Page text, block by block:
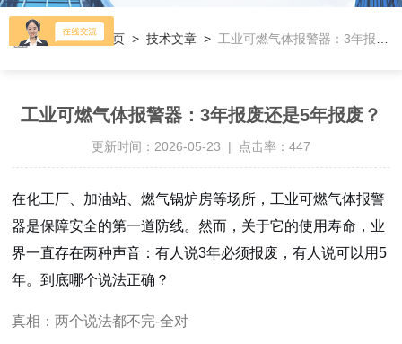
当前位置：首页 >技术文章 > 工业可燃气体报警器：3年报废还是5年报废？
工业可燃气体报警器：3年报废还是5年报废？
更新时间：2026-05-23 | 点击率：447
在化工厂、加油站、燃气锅炉房等场所，工业可燃气体报警
器是保障安全的第一道防线。然而，关于它的使用寿命，业
界一直存在两种声音：有人说3年必须报废，有人说可以用5
年。到底哪个说法正确？
真相：两个说法都不完-全对